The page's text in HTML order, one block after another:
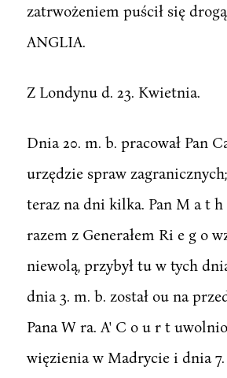
zatrwożeniem puścił się
ANGLIA.
Z Londynu d. 23. Kwietnia.
Dnia 20. m. b. pracował Pan
urzędzie spraw
teraz na dni kilka. Pan M a t h
razem z Generałem Ri e g o
niewolą, przybył tu w tych
dnia 3. m. b. został ou na
Pana W ra. A' C o u r t
więzienia w Madrycie i dnia 7.